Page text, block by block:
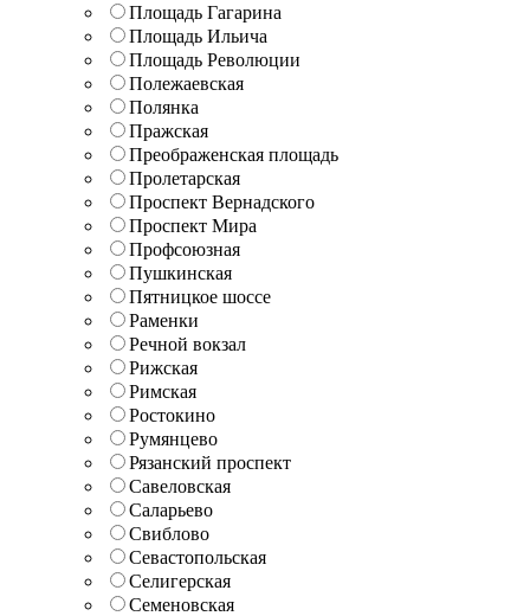
Площадь Гагарина
Площадь Ильича
Площадь Революции
Полежаевская
Полянка
Пражская
Преображенская площадь
Пролетарская
Проспект Вернадского
Проспект Мира
Профсоюзная
Пушкинская
Пятницкое шоссе
Раменки
Речной вокзал
Рижская
Римская
Ростокино
Румянцево
Рязанский проспект
Савеловская
Саларьево
Свиблово
Севастопольская
Селигерская
Семеновская